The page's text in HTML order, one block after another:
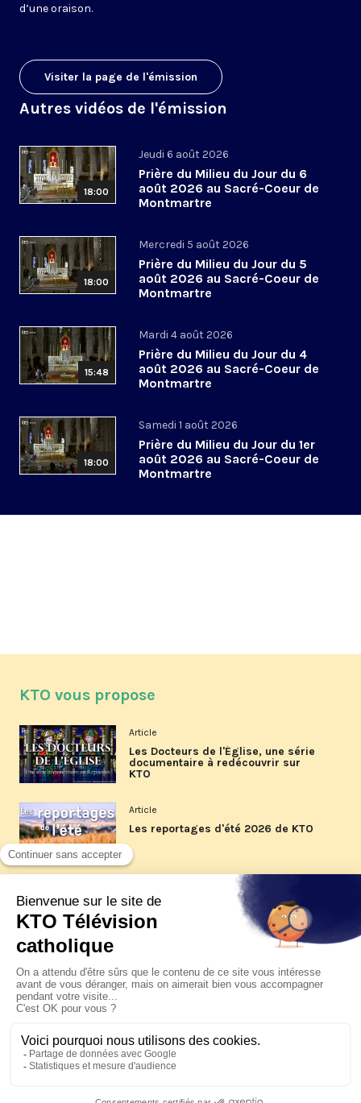
d’une oraison.
Visiter la page de l'émission
Autres vidéos de l'émission
18:00
Jeudi 6 août 2026
Prière du Milieu du Jour du 6
août 2026 au Sacré-Coeur de
Montmartre
18:00
Mercredi 5 août 2026
Prière du Milieu du Jour du 5
août 2026 au Sacré-Coeur de
Montmartre
15:48
Mardi 4 août 2026
Prière du Milieu du Jour du 4
août 2026 au Sacré-Coeur de
Montmartre
18:00
Samedi 1 août 2026
Prière du Milieu du Jour du 1er
août 2026 au Sacré-Coeur de
Montmartre
KTO vous propose
Article
Les Docteurs de l'Église, une série
documentaire à redécouvrir sur
KTO
Article
Les reportages d'été 2026 de KTO
La visite pastorale du pape Léon
XIV à Assise à suivre sur KTO le
jeudi 6 août
Le pape en Uruguay, Argentine et
Pérou du 6 au 17 novembre 2026
© KTO 2026 —Contact